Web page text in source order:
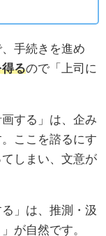
手続きを進め
るので「上司に
する」は、企み
ここを諮るにす
しまい、文意が
」は、推測・汲
が自然です。